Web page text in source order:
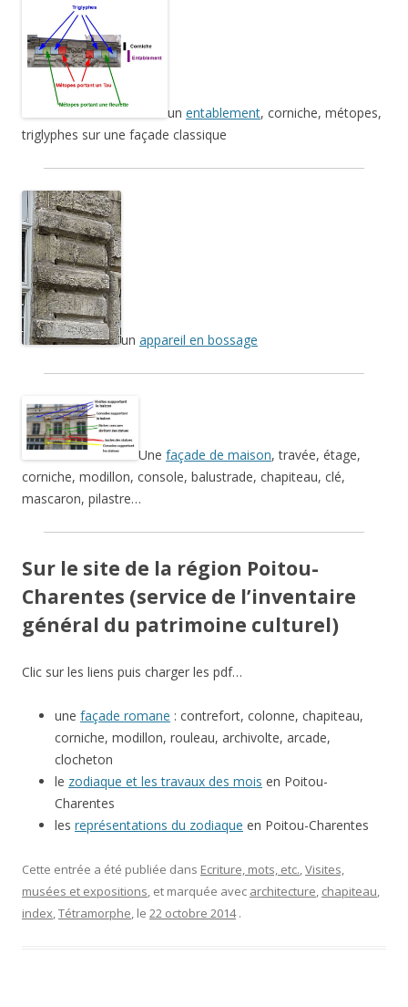
un entablement, corniche, métopes,
triglyphes sur une façade classique
un appareil en bossage
Une façade de maison, travée, étage,
corniche, modillon, console, balustrade, chapiteau, clé,
mascaron, pilastre…
Sur le site de la région Poitou-
Charentes (service de l’inventaire
général du patrimoine culturel)
Clic sur les liens puis charger les pdf…
une façade romane : contrefort, colonne, chapiteau,
corniche, modillon, rouleau, archivolte, arcade,
clocheton
le zodiaque et les travaux des mois en Poitou-
Charentes
les représentations du zodiaque en Poitou-Charentes
Cette entrée a été publiée dans Ecriture, mots, etc.,Visites,
musées et expositions, et marquée avec architecture, chapiteau,
index,Tétramorphe, le 22 octobre 2014 .